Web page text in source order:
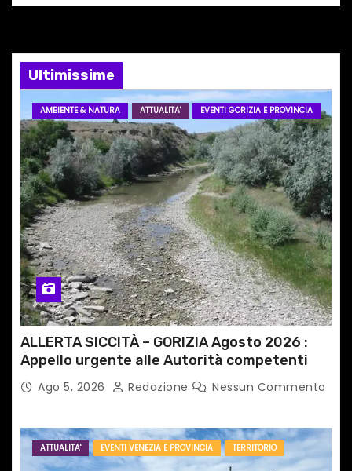
n
e
a
r
t
i
c
o
l
i
Ultimissime
AMBIENTE & NATURA ATTUALITA' EVENTI GORIZIA E PROVINCIA
ALLERTA SICCITÀ – GORIZIA Agosto 2026 :
Appello urgente alle Autorità competenti
Ago 5, 2026 Redazione Nessun Commento
ATTUALITA' EVENTI VENEZIA E PROVINCIA TERRITORIO